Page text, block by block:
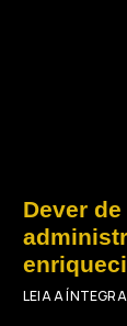
Dever
LEIA A ÍNTEGRA